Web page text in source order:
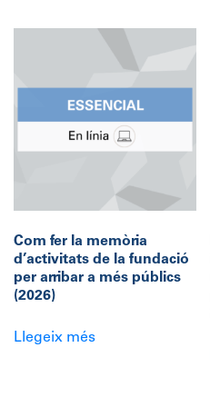
opcions
triar
del
producte
Com fer la memòria
d’activitats de la fundació
per arribar a més públics
(2026)
Llegeix més